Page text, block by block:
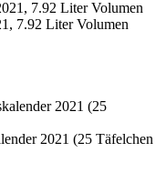
7.92 Liter Volumen
2021 (25 Täfelchen